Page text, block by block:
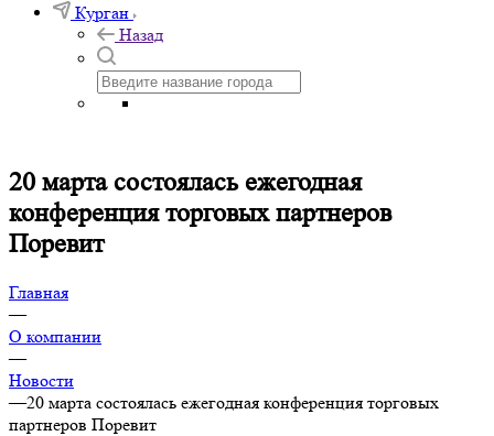
Курган
Назад
20 марта состоялась ежегодная
конференция торговых партнеров
Поревит
Главная
—
О компании
—
Новости
—20 марта состоялась ежегодная конференция торговых
партнеров Поревит